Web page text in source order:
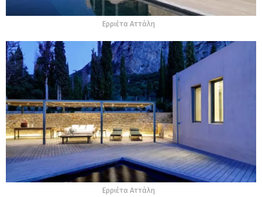
Ερριέτα Αττάλη
Ερριέτα Αττάλη